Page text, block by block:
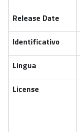
Release Date
Identificativo
Lingua
License